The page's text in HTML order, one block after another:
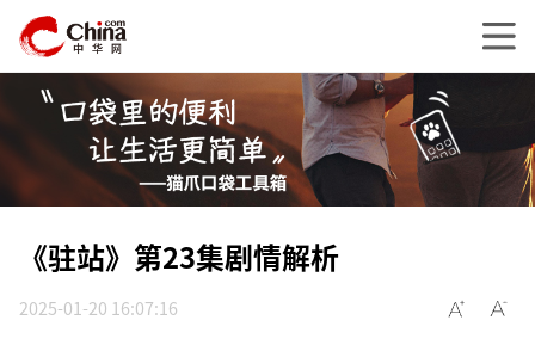
《驻站》第23集剧情解析
2025-01-20 16:07:16